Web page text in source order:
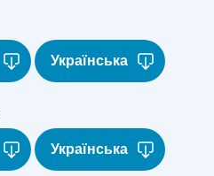
Українська
Українська